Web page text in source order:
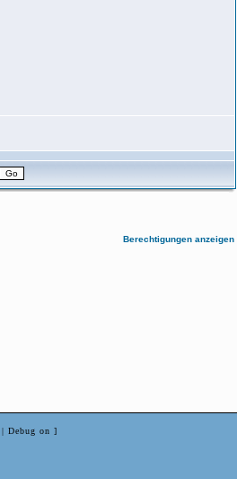
Berechtigungen anzeigen
Debug on ]